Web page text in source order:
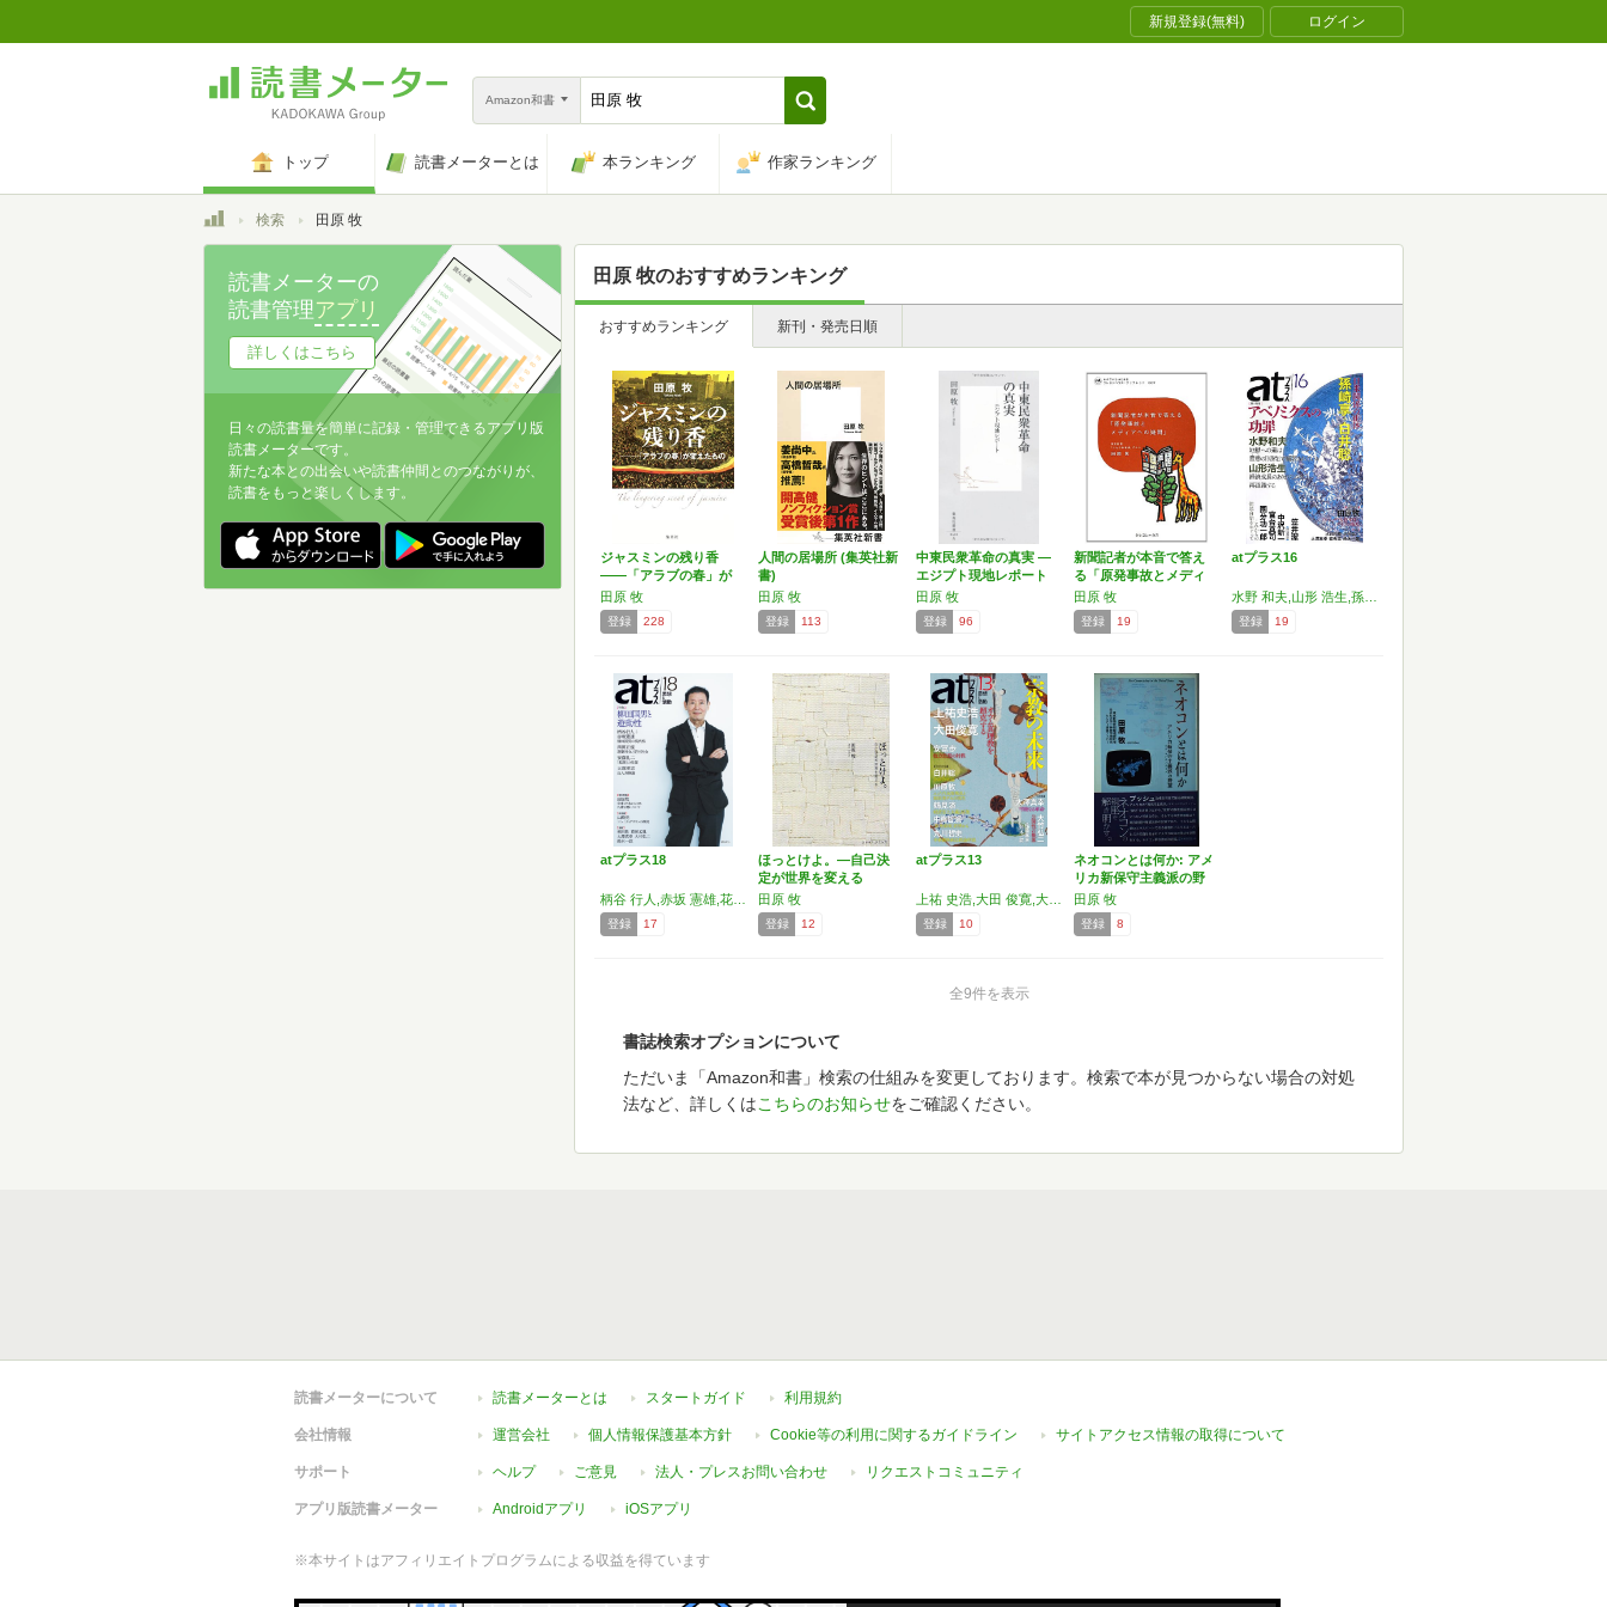
新規登録(無料) ログイン
Amazon和書
トップ 読書メーターとは 本ランキング 作家ランキング
トップ検索 田原 牧
田原 牧のおすすめランキング
おすすめランキング 新刊・発売日順
ジャスミンの残り香
――「アラブの春」が
変え…
田原 牧
登録 228
人間の居場所 (集英社新
書)
田原 牧
登録 113
中東民衆革命の真実 ―
エジプト現地レポート
…
田原 牧
登録 96
新聞記者が本音で答え
る「原発事故とメディ
アへ…
田原 牧
登録 19
atプラス16
登録 19
atプラス18
登録 17
ほっとけよ。―自己決
定が世界を変える
田原 牧
登録 12
atプラス13
登録 10
ネオコンとは何か: アメ
リカ新保守主義派の野
望
田原 牧
登録 8
全9件を表示
書誌検索オプションについて
ただいま「Amazon和書」検索の仕組みを変更しております。検索で本が見つからない場合の対処
法など、詳しくはこちらのお知らせをご確認ください。
読書メーターの
読書管理アプリ
詳しくはこちら
日々の読書量を簡単に記録・管理できるアプリ版
読書メーターです。
新たな本との出会いや読書仲間とのつながりが、
読書をもっと楽しくします。
読書メーターについて 読書メーターとは スタートガイド 利用規約
会社情報 運営会社 個人情報保護基本方針 Cookie等の利用に関するガイドライン サイトアクセス情報の取得について
サポート ヘルプ ご意見 法人・プレスお問い合わせ リクエストコミュニティ
アプリ版読書メーター Androidアプリ iOSアプリ
※本サイトはアフィリエイトプログラムによる収益を得ています